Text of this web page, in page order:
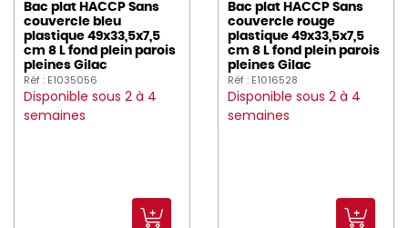
Bac plat HACCP Sans
couvercle bleu
plastique 49x33,5x7,5
cm 8 L fond plein parois
pleines Gilac
Réf : E1035056
Disponible sous 2 à 4
semaines
Bac plat HACCP Sans
couvercle rouge
plastique 49x33,5x7,5
cm 8 L fond plein parois
pleines Gilac
Réf : E1016528
Disponible sous 2 à 4
semaines